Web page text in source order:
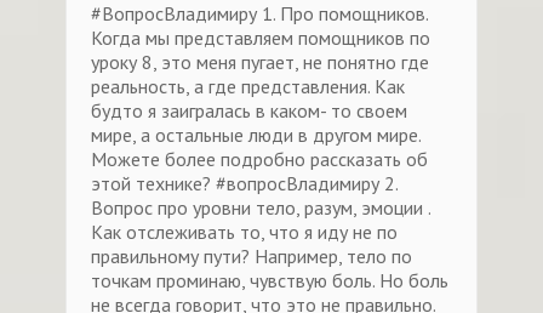
#ВопросВладимиру 1. Про помощников.
Когда мы представляем помощников по
уроку 8, это меня пугает, не понятно где
реальность, а где представления. Как
будто я заигралась в каком- то своем
мире, а остальные люди в другом мире.
Можете более подробно рассказать об
этой технике? #вопросВладимиру 2.
Вопрос про уровни тело, разум, эмоции .
Как отслеживать то, что я иду не по
правильному пути? Например, тело по
точкам проминаю, чувствую боль. Но боль
не всегда говорит, что это не правильно.